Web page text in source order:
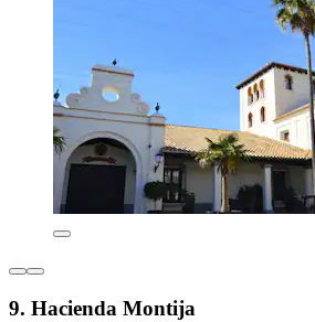
9. Hacienda Montija